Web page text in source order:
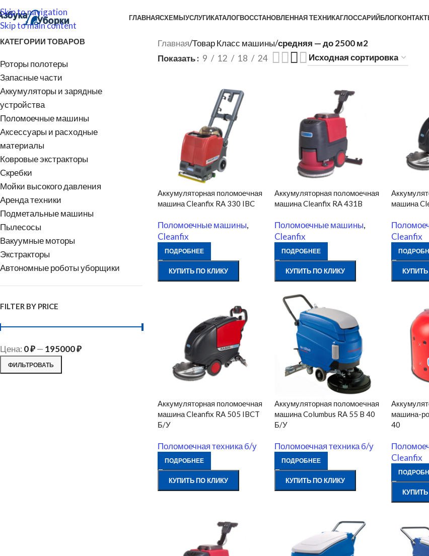
Skip to navigation
Skip to main content
ГЛАВНАЯСХЕМЫУСЛУГИКАТАЛОГВОССТАНОВЛЕННАЯ ТЕХНИКАГЛОССАРИЙБЛОГ
КАТЕГОРИИ ТОВАРОВ
Роторы полотеры
Запасные части
Аккумуляторы и зарядные
устройства
Поломоечные машины
Аксессуары и расходные
материалы
Ковровые экстракторы
Скребки
Мойки высокого давления
Аренда техники
Подметальные машины
Пылесосы
Вакуумные моторы
Экстракторы
Автономные роботы уборщики
FILTER BY PRICE
ФИЛЬТРОВАТЬ
Цена: 0 ₽— 195000 ₽
Главная/Товар Класс машины/средняя — до 2500 м2
Показать
9 12 18 24
Аккумуляторная поломоечная
машина Cleanfix RA 330 IBC
Поломоечные машины,
Cleanfix
ПОДРОБНЕЕ
КУПИТЬ ПО КЛИКУ
Аккумуляторная поломоечная
машина Cleanfix RA 431B
Поломоечные машины,
Cleanfix
ПОДРОБНЕЕ
КУПИТЬ ПО КЛИКУ
машина
Cleanfix
Аккумуляторная поломоечная
машина Cleanfix RA 505 IBCT
Б/У
Поломоечная техника б/у
ПОДРОБНЕЕ
КУПИТЬ ПО КЛИКУ
Аккумуляторная поломоечная
машина Columbus RA 55 B 40
Б/У
Поломоечная техника б/у
ПОДРОБНЕЕ
КУПИТЬ ПО КЛИКУ
машина-
40
Cleanfix